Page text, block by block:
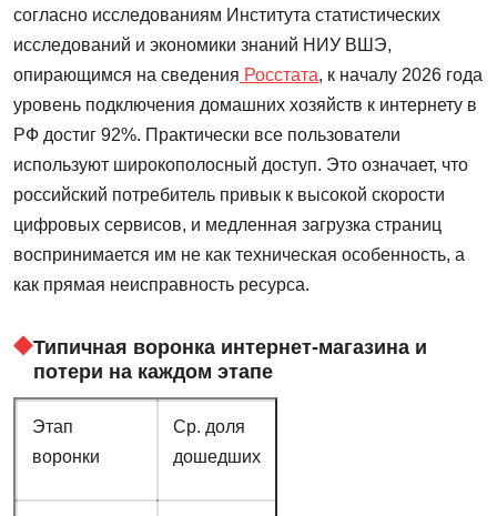
согласно исследованиям Института статистических
исследований и экономики знаний НИУ ВШЭ,
опирающимся на сведения Росстата, к началу 2026 года
уровень подключения домашних хозяйств к интернету в
РФ достиг 92%. Практически все пользователи
используют широкополосный доступ. Это означает, что
российский потребитель привык к высокой скорости
цифровых сервисов, и медленная загрузка страниц
воспринимается им не как техническая особенность, а
как прямая неисправность ресурса.
Типичная воронка интернет-магазина и
потери на каждом этапе
Этап
воронки
Ср. доля
дошедших